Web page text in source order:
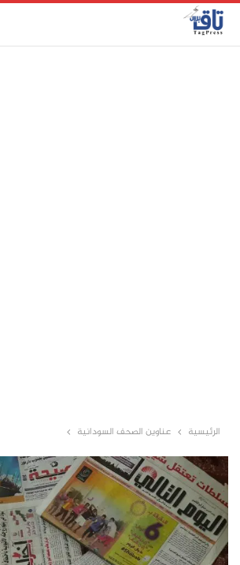
الرئيسية عناوين الصحف السودانية